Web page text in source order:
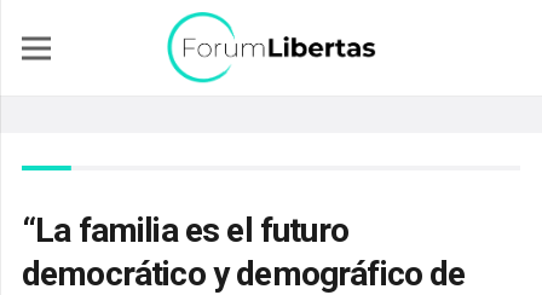
“La familia es el futuro
democrático y demográfico de